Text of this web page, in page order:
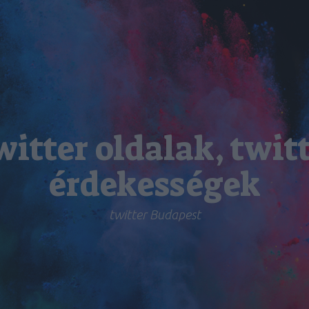
oldalak,
érdekességek
twitter Budapest